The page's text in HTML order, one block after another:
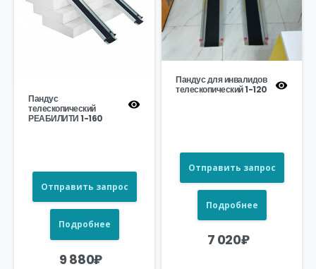
Пандус
телескопический
РЕАБИЛИТИ 1-160
Отправить запрос
Подробнее
9 880₽
Пандус для инвалидов
телескопический 1-120
Отправить запрос
Подробнее
7 020₽